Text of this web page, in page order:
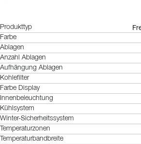
Produkttyp
Farbe
Ablagen
Anzahl Ablagen
Aufhängung Ablagen
Kohlefilter
Farbe Display
Innenbeleuchtung
Kühlsystem
Winter-Sicherheitssystem
Temperaturzonen
Temperaturbandbreite